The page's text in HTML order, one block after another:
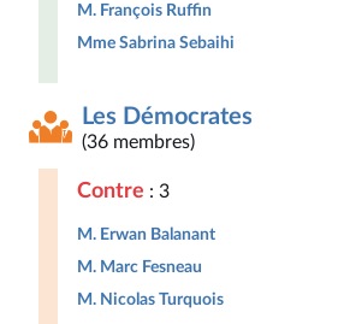
M. François Ruffin
Mme Sabrina Sebaihi
Les Démocrates
(36 membres)
Contre : 3
M. Erwan Balanant
M. Marc Fesneau
M. Nicolas Turquois